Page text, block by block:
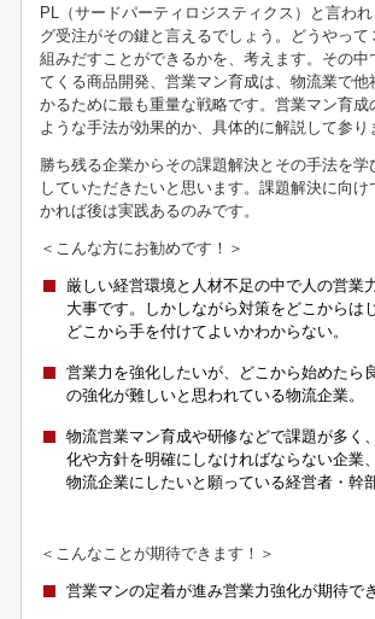
PL（サードパーティロジスティクス）と言わ
グ受注がその鍵と言えるでしょう。どうやって
組みだすことができるかを、考えます。その中
てくる商品開発、営業マン育成は、物流業で他
かるために最も重量な戦略です。営業マン育成
ような手法が効果的か、具体的に解説して参り
勝ち残る企業からその課題解決とその手法を学
していただきたいと思います。課題解決に向け
かれば後は実践あるのみです。
＜こんな方にお勧めです！＞
厳しい経営環境と人材不足の中で人の営業
大事です。しかしながら対策をどこからは
どこから手を付けてよいかわからない。
営業力を強化したいが、どこから始めたら
の強化が難しいと思われている物流企業。
物流営業マン育成や研修などで課題が多く
化や方針を明確にしなければならない企業
物流企業にしたいと願っている経営者・幹
＜こんなことが期待できます！＞
営業マンの定着が進み営業力強化が期待で